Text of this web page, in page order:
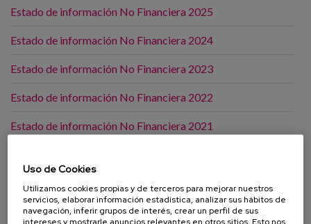
Estado de información No Financiera 2025
Estado de información No Financiera 2024
Estado de información No Financiera 2023
Estado de información No Financiera 2022
Estado de información No Financiera 2021
Estado de información No Financiera 2019
Estado de información No Financiera 2018
Uso de Cookies
Utilizamos cookies propias y de terceros para mejorar nuestros
servicios, elaborar información estadística, analizar sus hábitos de
navegación, inferir grupos de interés, crear un perfil de sus
intereses y mostrarle anuncios relevantes en otros sitios. Esto nos